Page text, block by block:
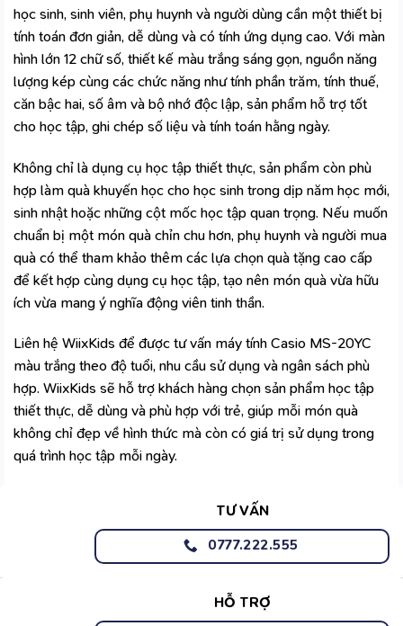
học sinh, sinh viên, phụ huynh và người dùng cần một thiết bị
tính toán đơn giản, dễ dùng và có tính ứng dụng cao. Với màn
hình lớn 12 chữ số, thiết kế màu trắng sáng gọn, nguồn năng
lượng kép cùng các chức năng như tính phần trăm, tính thuế,
căn bậc hai, số âm và bộ nhớ độc lập, sản phẩm hỗ trợ tốt
cho học tập, ghi chép số liệu và tính toán hằng ngày.
Không chỉ là dụng cụ học tập thiết thực, sản phẩm còn phù
hợp làm quà khuyến học cho học sinh trong dịp năm học mới,
sinh nhật hoặc những cột mốc học tập quan trọng. Nếu muốn
chuẩn bị một món quà chỉn chu hơn, phụ huynh và người mua
quà có thể tham khảo thêm các lựa chọnquà tặng cao cấp
để kết hợp cùng dụng cụ học tập, tạo nên món quà vừa hữu
ích vừa mang ý nghĩa động viên tinh thần.
Liên hệ WiixKids để được tư vấn máy tính Casio MS-20YC
màu trắng theo độ tuổi, nhu cầu sử dụng và ngân sách phù
hợp. WiixKids sẽ hỗ trợ khách hàng chọn sản phẩm học tập
thiết thực, dễ dùng và phù hợp với trẻ, giúp mỗi món quà
không chỉ đẹp về hình thức mà còn có giá trị sử dụng trong
quá trình học tập mỗi ngày.
TƯ VẤN
0777.222.555
HỖ TRỢ